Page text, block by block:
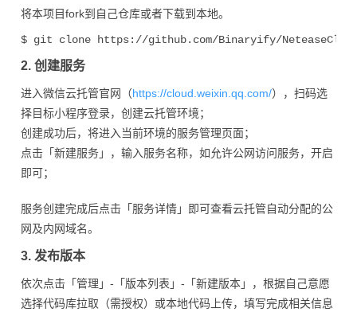
将本项目fork到自己仓库或者下载到本地。
2. 创建服务
进入微信云托管官网（https://cloud.weixin.qq.com/），扫码选
择目标小程序登录，创建云托管环境；
创建成功后，将进入当前环境的服务管理页面；
点击「新建服务」，输入服务名称，如允许公网访问服务，开启
即可；
服务创建完成后点击「服务详情」即可查看云托管自动分配的公
网及内网域名。
3. 发布版本
依次点击「管理」-「版本列表」-「新建版本」，根据自己意愿
选择代码库拉取（需授权）或本地代码上传，填写完成相关信息